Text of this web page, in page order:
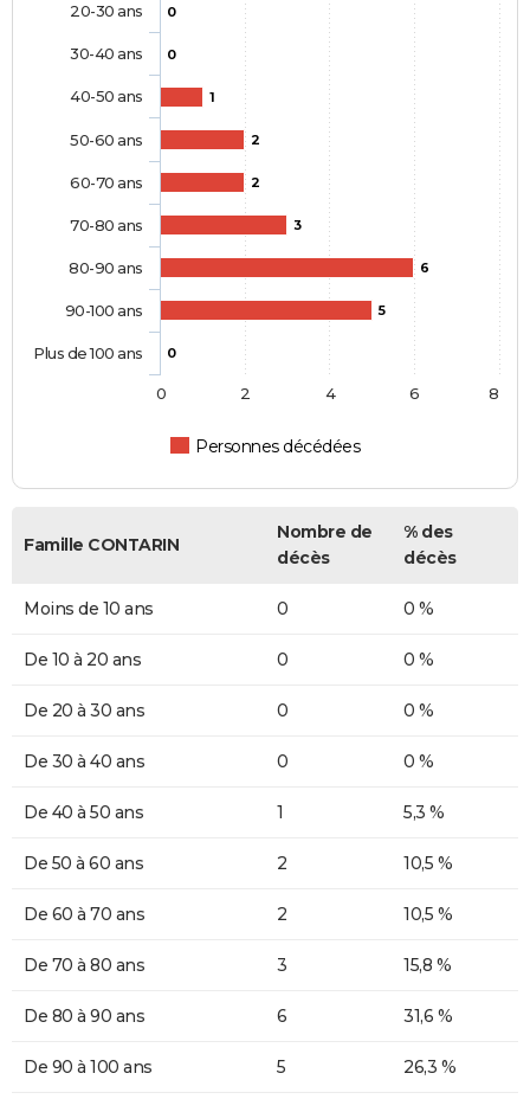
0
0
1
2
2
3
6
5
0
Personnes décédées
20-30 ans
30-40 ans
40-50 ans
50-60 ans
60-70 ans
70-80 ans
80-90 ans
90-100 ans
Plus de 100 ans
0 2 4 6 8
Famille CONTARIN
Nombre de
décès
% des
décès
Moins de 10 ans 0 0 %
De 10 à 20 ans 0 0 %
De 20 à 30 ans 0 0 %
De 30 à 40 ans 0 0 %
De 40 à 50 ans 1 5,3 %
De 50 à 60 ans 2 10,5 %
De 60 à 70 ans 2 10,5 %
De 70 à 80 ans 3 15,8 %
De 80 à 90 ans 6 31,6 %
De 90 à 100 ans 5 26,3 %